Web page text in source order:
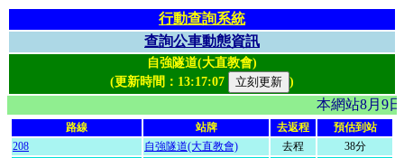
行動查詢系統
查詢公車動態資訊
自強隧道(大直教會)
(更新時間： 13:17:07 )
本網站8月9
路線 站牌 去返程
預估到站
208
自強隧道(大直教會) 去程
38分